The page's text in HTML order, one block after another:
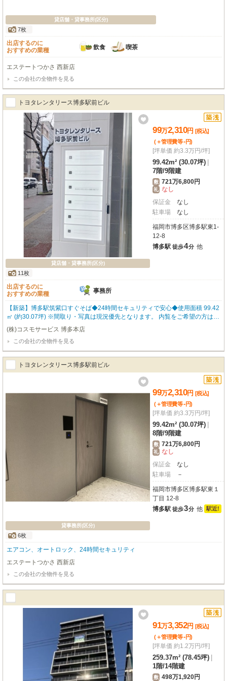
貸店舗・貸事務所(区分)
7枚
出店するのに
おすすめの業種
飲食 喫茶
エステートつかさ 西新店
この会社の全物件を見る
トヨタレンタリース博多駅前ビル
貸店舗・貸事務所(区分)
11枚
99万2,310円 [税込]
(＋管理費等-円)
[坪単価 約3.3万円/坪]
99.42m² (30.07坪)
7階/9階建
敷 721万6,800円
礼 なし
保証金
なし
駐車場
なし
福岡市博多区博多駅東1-
12-8
博多駅 徒歩4分 他
出店するのに
おすすめの業種
事務所
【新築】博多駅筑紫口すぐそば◆24時間セキュリティで安心◆使用面積 99.42
㎡ (約30.07坪) ※間取り・写真は現況優先となります。 内覧をご希望の方はお
気軽にお申し付けください！ 福岡の物件全てご紹介出来ます！！何でもご相
談下さい♪
(株)コスモサービス 博多本店
この会社の全物件を見る
トヨタレンタリース博多駅前ビル
貸事務所(区分)
6枚
99万2,310円 [税込]
(＋管理費等-円)
[坪単価 約3.3万円/坪]
99.42m² (30.07坪)
8階/9階建
敷 721万6,800円
礼 なし
保証金
なし
駐車場
－
福岡市博多区博多駅東１
丁目 12-8
博多駅 徒歩3分 他 駅近!
エアコン、オートロック、24時間セキュリティ
エステートつかさ 西新店
この会社の全物件を見る
91万3,352円 [税込]
(＋管理費等-円)
[坪単価 約1.2万円/坪]
259.37m² (78.45坪)
1階/14階建
敷 498万1,920円